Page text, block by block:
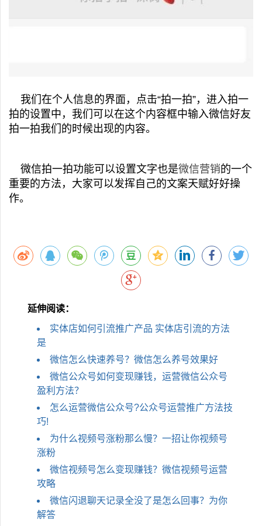
我们在个人信息的界面，点击“拍一拍”，进入拍一
拍的设置中，我们可以在这个内容框中输入微信好友
拍一拍我们的时候出现的内容。
微信拍一拍功能可以设置文字也是微信营销的一个
重要的方法，大家可以发挥自己的文案天赋好好操
作。
延伸阅读：
实体店如何引流推广产品 实体店引流的方法
是
微信怎么快速养号？微信怎么养号效果好
微信公众号如何变现赚钱，运营微信公众号
盈利方法？
怎么运营微信公众号?公众号运营推广方法技
巧!
为什么视频号涨粉那么慢？一招让你视频号
涨粉
微信视频号怎么变现赚钱？微信视频号运营
攻略
微信闪退聊天记录全没了是怎么回事？为你
解答